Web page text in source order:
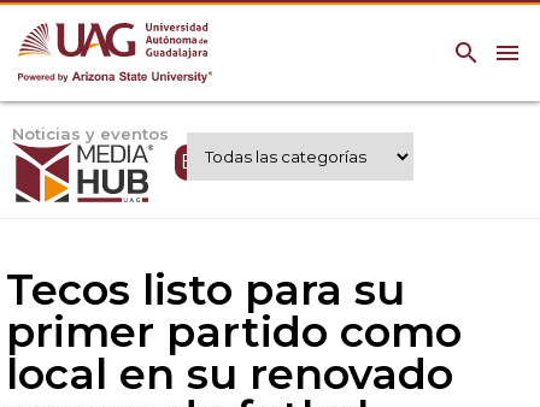
menu
search
Noticias y eventos
Expertos UAG
Tecos listo para su
primer partido como
local en su renovado